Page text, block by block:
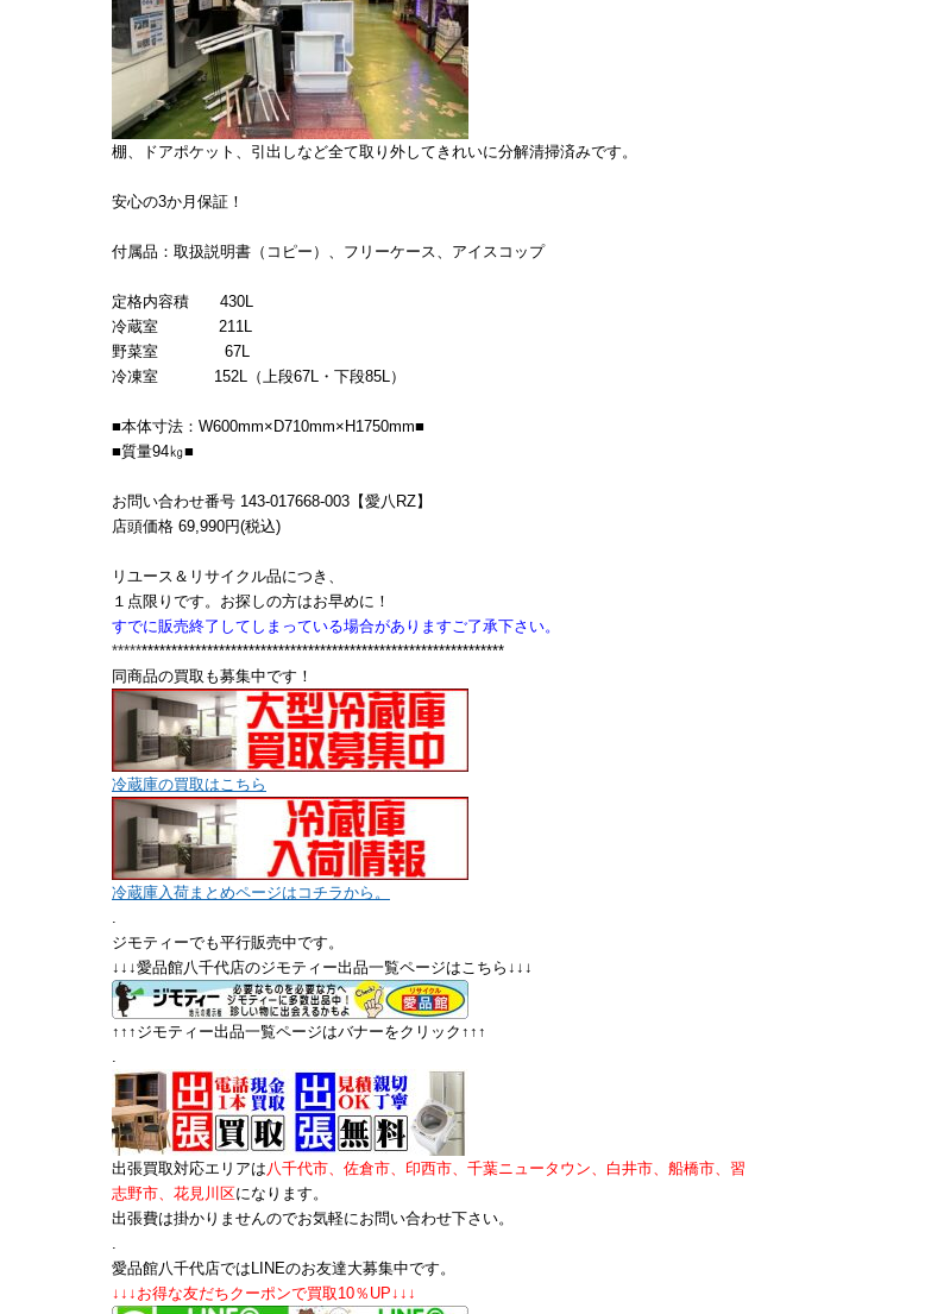
棚、ドアポケット、引出しなど全て取り外してきれいに分解清掃済みです。
安心の3か月保証！
付属品：取扱説明書（コピー）、フリーケース、アイスコップ
定格内容積 430L
冷蔵室 211L
野菜室 67L
冷凍室 152L（上段67L・下段85L）
■本体寸法：W600mm×D710mm×H1750mm■
■質量94㎏■
お問い合わせ番号 143-017668-003【愛八RZ】
店頭価格 69,990円(税込)
リユース＆リサイクル品につき、
１点限りです。お探しの方はお早めに！
すでに販売終了してし まっている場合がありますご了承下さい。
******************************************************************
同商品の買取も募集中です！
冷蔵庫の買取はこちら
冷蔵庫入荷まとめページはコチラから。
.
ジモティーでも平行販売中です。
↓↓↓愛品館八千代店のジモティー出品一覧ページはこちら↓↓↓
↑↑↑ジモティー出品一覧ページはバナーをクリック↑↑↑
.
出張買取対応エリアは八千代市、佐倉市、印西市、千葉ニュータウン、白井市、船橋市、習
志野市、花見川区になります。
出張費は掛かりませんのでお気軽にお問い合わせ下さい。
.
愛品館八千代店ではLINEのお友達大募集中です。
↓↓↓お得な友だちクーポンで買取10％UP↓↓↓